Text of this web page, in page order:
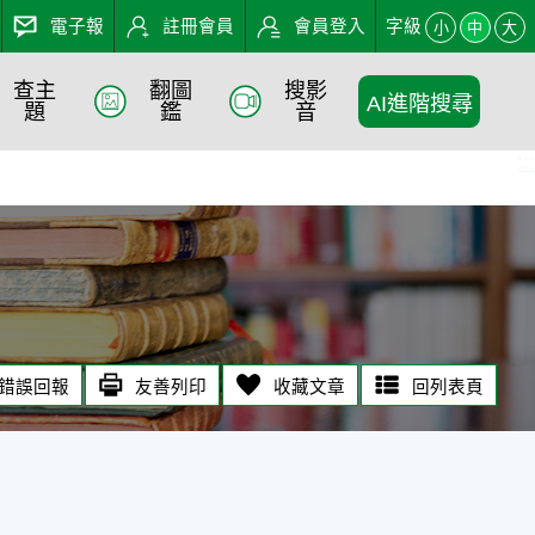
電子報 註冊會員 會員登入 字級 小 中 大
查主
題
翻圖
鑑
搜影
音
AI進階搜尋
誤回報 友善列印 收藏文章 回列表頁